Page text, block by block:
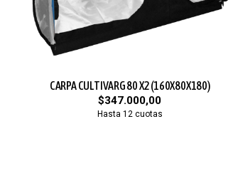
CARPA CULTIVARG 80 X2 (160X80X180)
$347.000,00
Hasta 12 cuotas